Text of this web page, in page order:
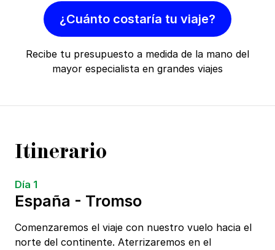
¿Cuánto costaría tu viaje?
Recibe tu presupuesto a medida de la mano del
mayor especialista en grandes viajes
Itinerario
Día 1
España - Tromso
Comenzaremos el viaje con nuestro vuelo hacia el
norte del continente. Aterrizaremos en el